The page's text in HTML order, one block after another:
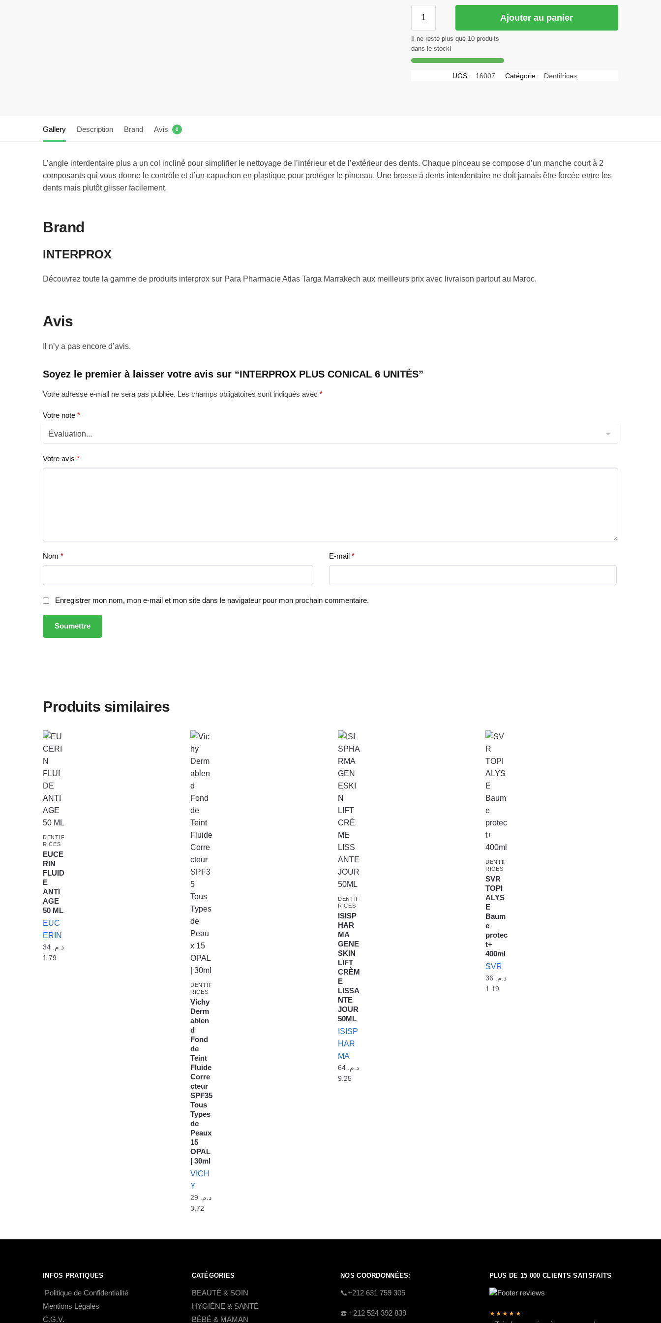
INTERPROX
PLUS
CONICAL
Ajouter au panier
Il ne reste plus que 10 produits
dans le stock!
UGS : 16007 Catégorie : Dentifrices
Gallery Description Brand Avis 0
L’angle interdentaire plus a un col incliné pour simplifier le nettoyage de l’intérieur et de l’extérieur des dents. Chaque pinceau se compose d’un manche court à 2
composants qui vous donne le contrôle et d’un capuchon en plastique pour protéger le pinceau. Une brosse à dents interdentaire ne doit jamais être forcée entre les
dents mais plutôt glisser facilement.
Brand
INTERPROX
Découvrez toute la gamme de produits interprox sur Para Pharmacie Atlas Targa Marrakech aux meilleurs prix avec livraison partout au Maroc.
Avis
Il n’y a pas encore d’avis.
Soyez le premier à laisser votre avis sur “INTERPROX PLUS CONICAL 6 UNITÉS”
Votre adresse e-mail ne sera pas publiée. Les champs obligatoires sont indiqués avec*
Votre note*
Votre avis*
Nom* E-mail *
Enregistrer mon nom, mon e-mail et mon site dans le navigateur pour mon prochain commentaire.
Produits similaires
DENTIF
RICES
EUCE
RIN
FLUID
E
ANTI
AGE
50 ML
EUC
ERIN
د.م. 34
1.79
DENTIF
RICES
Vichy
Derm
ablen
d
Fond
de
Teint
Fluide
Corre
cteur
SPF35
Tous
Types
de
Peaux
15
OPAL
| 30ml
VICH
Y
د.م.
29
3.72
DENTIF
RICES
ISISP
HAR
MA
GENE
SKIN
LIFT
CRÈM
E
LISSA
NTE
JOUR
50ML
ISISP
HAR
MA
د.م. 64
9.25
DENTIF
RICES
SVR
TOPI
ALYS
E
Baum
e
protec
t+
400ml
SVR
د.م.
36
1.19
INFOS PRATIQUES
Politique de Confidentialité
Mentions Légales
C.G.V.
CATÉGORIES
BEAUTÉ & SOIN
HYGIÈNE & SANTÉ
BÉBÉ & MAMAN
NOS COORDONNÉES:
​📞+212 631 759 305
☎️​ +212 524 392 839
PLUS DE 15 000 CLIENTS SATISFAITS
★★★★★